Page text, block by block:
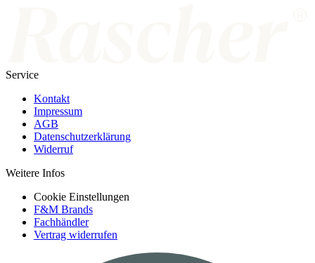
Service
Kontakt
Impressum
AGB
Datenschutzerklärung
Widerruf
Weitere Infos
Cookie Einstellungen
F&M Brands
Fachhändler
Vertrag widerrufen